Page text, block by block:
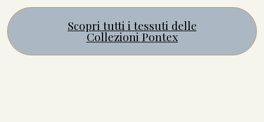
Scopri tutti i tessuti delle
Collezioni Pontex